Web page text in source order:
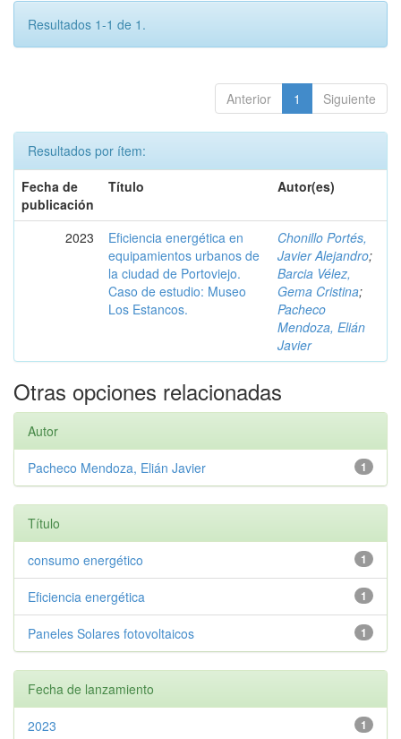
Resultados 1-1 de 1.
Anterior 1 Siguiente
Resultados por ítem:
Fecha de
publicación
Título Autor(es)
2023
Eficiencia energética en
equipamientos urbanos de
la ciudad de Portoviejo.
Caso de estudio: Museo
Los Estancos.
Chonillo Portés,
Javier Alejandro;
Barcia Vélez,
Gema Cristina;
Pacheco
Mendoza, Elián
Javier
Otras opciones relacionadas
Autor
1
Pacheco Mendoza, Elián Javier
Título
1
consumo energético
1
Eficiencia energética
1
Paneles Solares fotovoltaicos
Fecha de lanzamiento
1
2023